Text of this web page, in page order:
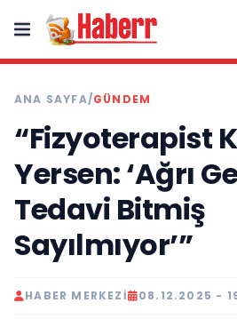
ANA SAYFA/GÜNDEM
“Fizyoterapist
Yersen: ‘Ağrı
Tedavi Bitmiş
Sayılmıyor’”
HABER MERKEZI 08.12.2025 -